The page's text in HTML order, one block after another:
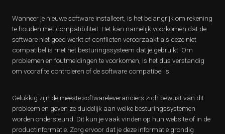
Wanneer je nieuwe software installeert, is het belangrijk om rekening
te houden met compatibiliteit. Het kan namelijk voorkomen dat de
software niet goed werkt of conflicten veroorzaakt als deze niet
compatibel is met het besturingssysteem dat je gebruikt. Om
problemen en foutmeldingen te voorkomen, is het dus verstandig
om vooraf te controleren of de software compatibel is.
Gelukkig zijn de meeste softwareleveranciers zich bewust van dit
probleem en geven ze duidelijk aan welke besturingssystemen
worden ondersteund. Dit kun je vaak vinden op hun website of in de
productinformatie. Zorg ervoor dat je deze informatie grondig